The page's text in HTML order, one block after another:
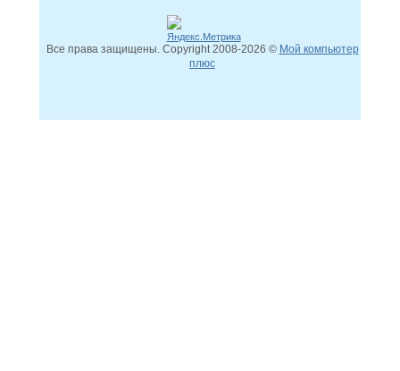
Все права защищены. Copyright2008-2026 © Мой компьютер
плюс